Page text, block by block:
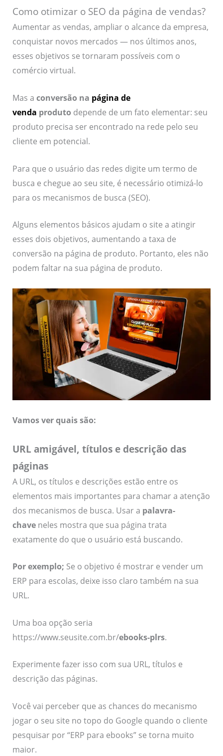
Como otimizar o SEO da página de vendas?
Aumentar as vendas, ampliar o alcance da empresa,
conquistar novos mercados — nos últimos anos,
esses objetivos se tornaram possíveis com o
comércio virtual.
Mas a conversão na página de
venda produto depende de um fato elementar: seu
produto precisa ser encontrado na rede pelo seu
cliente em potencial.
Para que o usuário das redes digite um termo de
busca e chegue ao seu site, é necessário otimizá-lo
para os mecanismos de busca (SEO).
Alguns elementos básicos ajudam o site a atingir
esses dois objetivos, aumentando a taxa de
conversão na página de produto. Portanto, eles não
podem faltar na sua página de produto.
Vamos ver quais são:
URL amigável, títulos e descrição das
páginas
A URL, os títulos e descrições estão entre os
elementos mais importantes para chamar a atenção
dos mecanismos de busca. Usar a palavra-
chaveneles mostra que sua página trata
exatamente do que o usuário está buscando.
Por exemplo; Se o objetivo é mostrar e vender um
ERP para escolas, deixe isso claro também na sua
URL.
Uma boa opção seria
https://www.seusite.com.br/ebooks-plrs.
Experimente fazer isso com sua URL, títulos e
descrição das páginas.
Você vai perceber que as chances do mecanismo
jogar o seu site no topo do Google quando o cliente
pesquisar por “ERP para ebooks” se torna muito
maior.